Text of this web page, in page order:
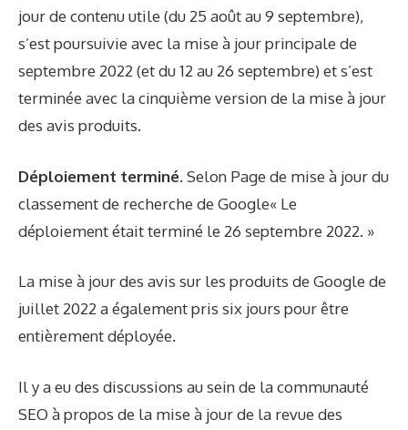
jour de contenu utile (du 25 août au 9 septembre),
s’est poursuivie avec la mise à jour principale de
septembre 2022 (et du 12 au 26 septembre) et s’est
terminée avec la cinquième version de la mise à jour
des avis produits.
Déploiement terminé. Selon Page de mise à jour du
classement de recherche de Google« Le
déploiement était terminé le 26 septembre 2022. »
La mise à jour des avis sur les produits de Google de
juillet 2022 a également pris six jours pour être
entièrement déployée.
Il y a eu des discussions au sein de la communauté
SEO à propos de la mise à jour de la revue des